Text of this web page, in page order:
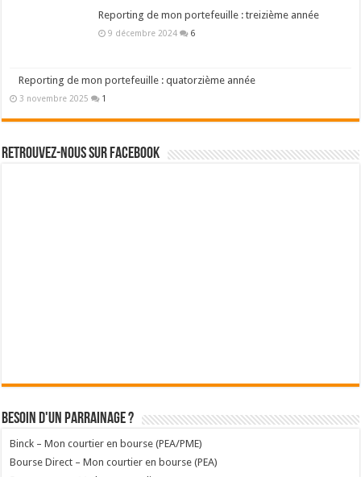
Reporting de mon portefeuille : treizième année
9 décembre 2024 6
Reporting de mon portefeuille : quatorzième année
3 novembre 2025 1
Retrouvez-nous sur Facebook
Besoin d'un parrainage ?
Binck – Mon courtier en bourse (PEA/PME)
Bourse Direct – Mon courtier en bourse (PEA)